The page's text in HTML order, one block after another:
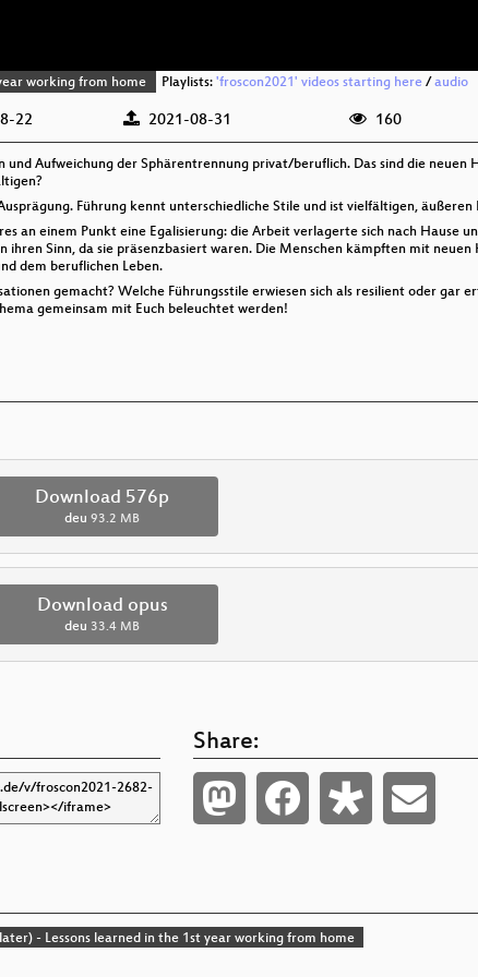
working from home Playlists: 'froscon2021' videos starting here/ audio
22 2021-08-31 160
Aufweichung der Sphärentrennung privat/beruflich. Das sind die neuen
Führung kennt unterschiedliche Stile und ist vielfältigen,
an einem Punkt eine Egalisierung: die Arbeit verlagerte sich nach Hause
Sinn, da sie präsenzbasiert waren. Die Menschen kämpften mit neuen
dem beruflichen Leben.
gemacht? Welche Führungsstile erwiesen sich als resilient oder gar
gemeinsam mit Euch beleuchtet werden!
Download 576p
deu 93.2 MB
Download opus
deu 33.4 MB
Share:
- Lessons learned in the 1st year working from home